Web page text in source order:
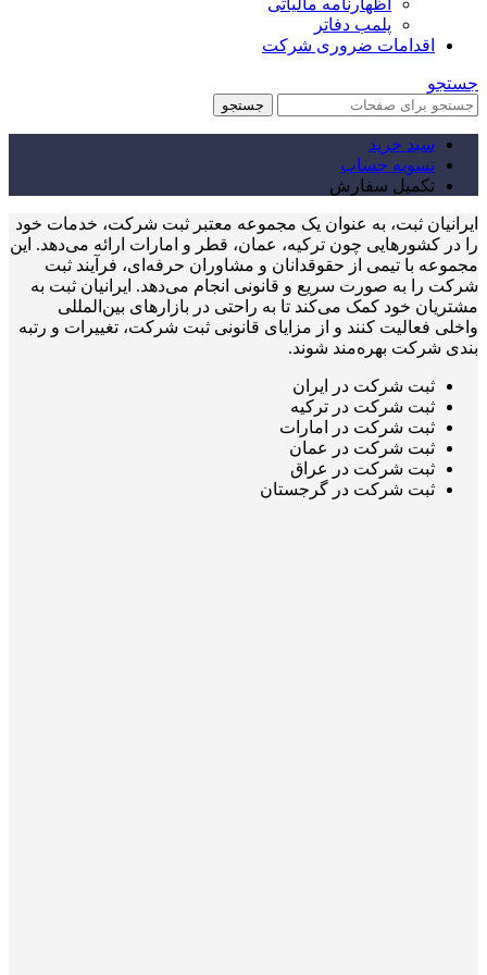
اظهارنامه مالیاتی
پلمب دفاتر
اقدامات ضروری شرکت
جستجو
جستجو
سبد خرید
تسویه حساب
تکمیل سفارش
ایرانیان ثبت، به عنوان یک مجموعه معتبر ثبت شرکت، خدمات خود
را در کشورهایی چون ترکیه، عمان، قطر و امارات ارائه می‌دهد. این
مجموعه با تیمی از حقوقدانان و مشاوران حرفه‌ای، فرآیند ثبت
شرکت را به صورت سریع و قانونی انجام می‌دهد. ایرانیان ثبت به
مشتریان خود کمک می‌کند تا به راحتی در بازارهای بین‌المللی
واخلی فعالیت کنند و از مزایای قانونی ثبت شرکت، تغییرات و رتبه
بندی شرکت بهره‌مند شوند.
ثبت شرکت در ایران
ثبت شرکت در ترکیه
ثبت شرکت در امارات
ثبت شرکت در عمان
ثبت شرکت در عراق
ثبت شرکت در گرجستان